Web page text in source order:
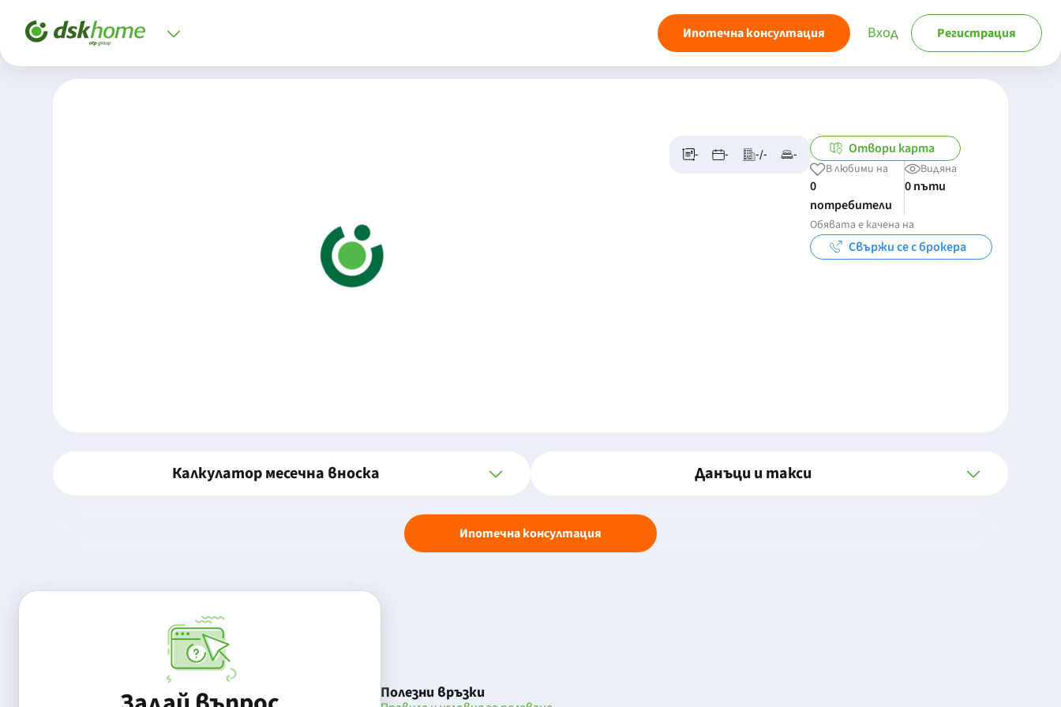
Ипотечна консултация Вход Регистрация
- - -/- - Отвори карта
В любими на
0
потребители
Видяна
0 пъти
Обявата е качена на
Свържи се с брокера
Калкулатор месечна вноска Данъци и такси
Ипотечна консултация
Полезни връзки